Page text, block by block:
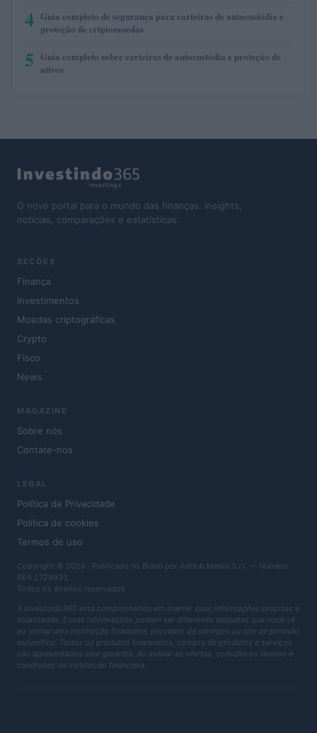
4 Guia completo de segurança para carteiras de autocustódia e
proteção de criptomoedas
5 Guia completo sobre carteiras de autocustódia e proteção de
ativos
O novo portal para o mundo das finanças. Insights,
notícias, comparações e estatísticas.
SEÇÕES
Finança
Investimentos
Moedas criptográficas
Crypto
Fisco
News
MAGAZINE
Sobre nós
Contate-nos
LEGAL
Política de Privacidade
Política de cookies
Termos de uso
Copyright © 2026 · Publicado no Brasil por AdHub Media S.r.l. — Número
REA 2729933
Todos os direitos reservados
A Investindo365 está comprometida em manter suas informações precisas e
atualizadas. Essas informações podem ser diferentes daquelas que você vê
ao visitar uma instituição financeira, provedor de serviços ou site de produto
específico. Todos os produtos financeiros, compra de produtos e serviços
são apresentados sem garantia. Ao avaliar as ofertas, consulte os termos e
condições da instituição financeira.